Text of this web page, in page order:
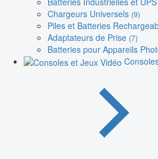
Chargeurs Universels (9)
Piles et Batteries
Adaptateurs de Prise (7)
Batteries pour Appareils